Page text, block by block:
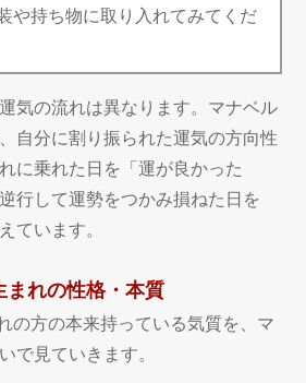
や持ち物に取り入れてみてくだ
気の流れは異なります。マナベル
自分に割り振られた運気の方向性
に乗れた日を「運が良かった
行して運勢をつかみ損ねた日を
ています。
れの性格・本質
の方の本来持っている気質を、マ
で見ていきます。